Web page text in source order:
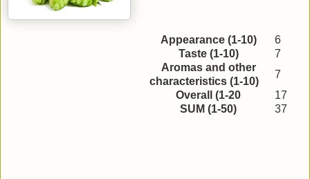
Appearance (1-10)
6
Taste (1-10)
7
Aromas and other
characteristics (1-10)
7
Overall (1-20
17
SUM (1-50)
37